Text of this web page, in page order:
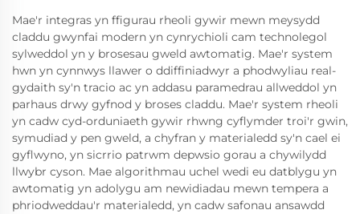
Mae'r integras yn ffigurau rheoli gywir mewn meysydd
claddu gwynfai modern yn cynrychioli cam technolegol
sylweddol yn y brosesau gweld awtomatig. Mae'r system
hwn yn cynnwys llawer o ddiffiniadwyr a phodwyliau real-
gydaith sy'n tracio ac yn addasu paramedrau allweddol yn
parhaus drwy gyfnod y broses claddu. Mae'r system rheoli
yn cadw cyd-orduniaeth gywir rhwng cyflymder troi'r gwin,
symudiad y pen gweld, a chyfran y materialedd sy'n cael ei
gyflwyno, yn sicrrio patrwm depwsio gorau a chywilydd
llwybr cyson. Mae algorithmau uchel wedi eu datblygu yn
awtomatig yn adolygu am newidiadau mewn tempera a
phriodweddau'r materialedd, yn cadw safonau ansawdd